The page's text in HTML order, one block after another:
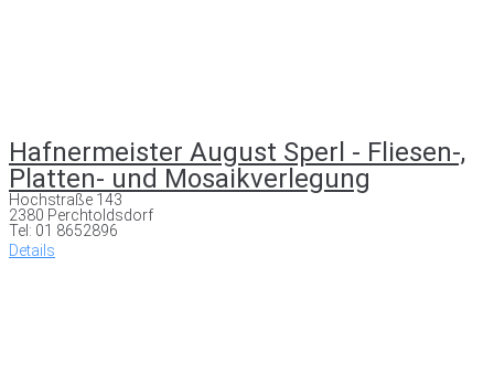
Hafnermeister August Sperl - Fliesen-,
Platten- und Mosaikverlegung
Hochstraße 143
2380 Perchtoldsdorf
Tel: 01 8652896
Details